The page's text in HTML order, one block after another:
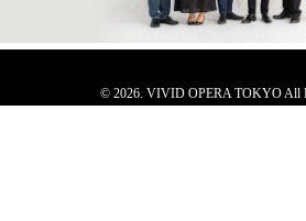
© 2026. VIVID OPERA TOKYO All